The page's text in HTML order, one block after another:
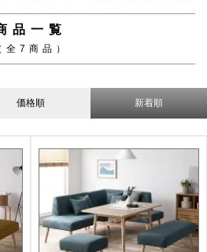
品一覧
全7商品）
価格順 新着順